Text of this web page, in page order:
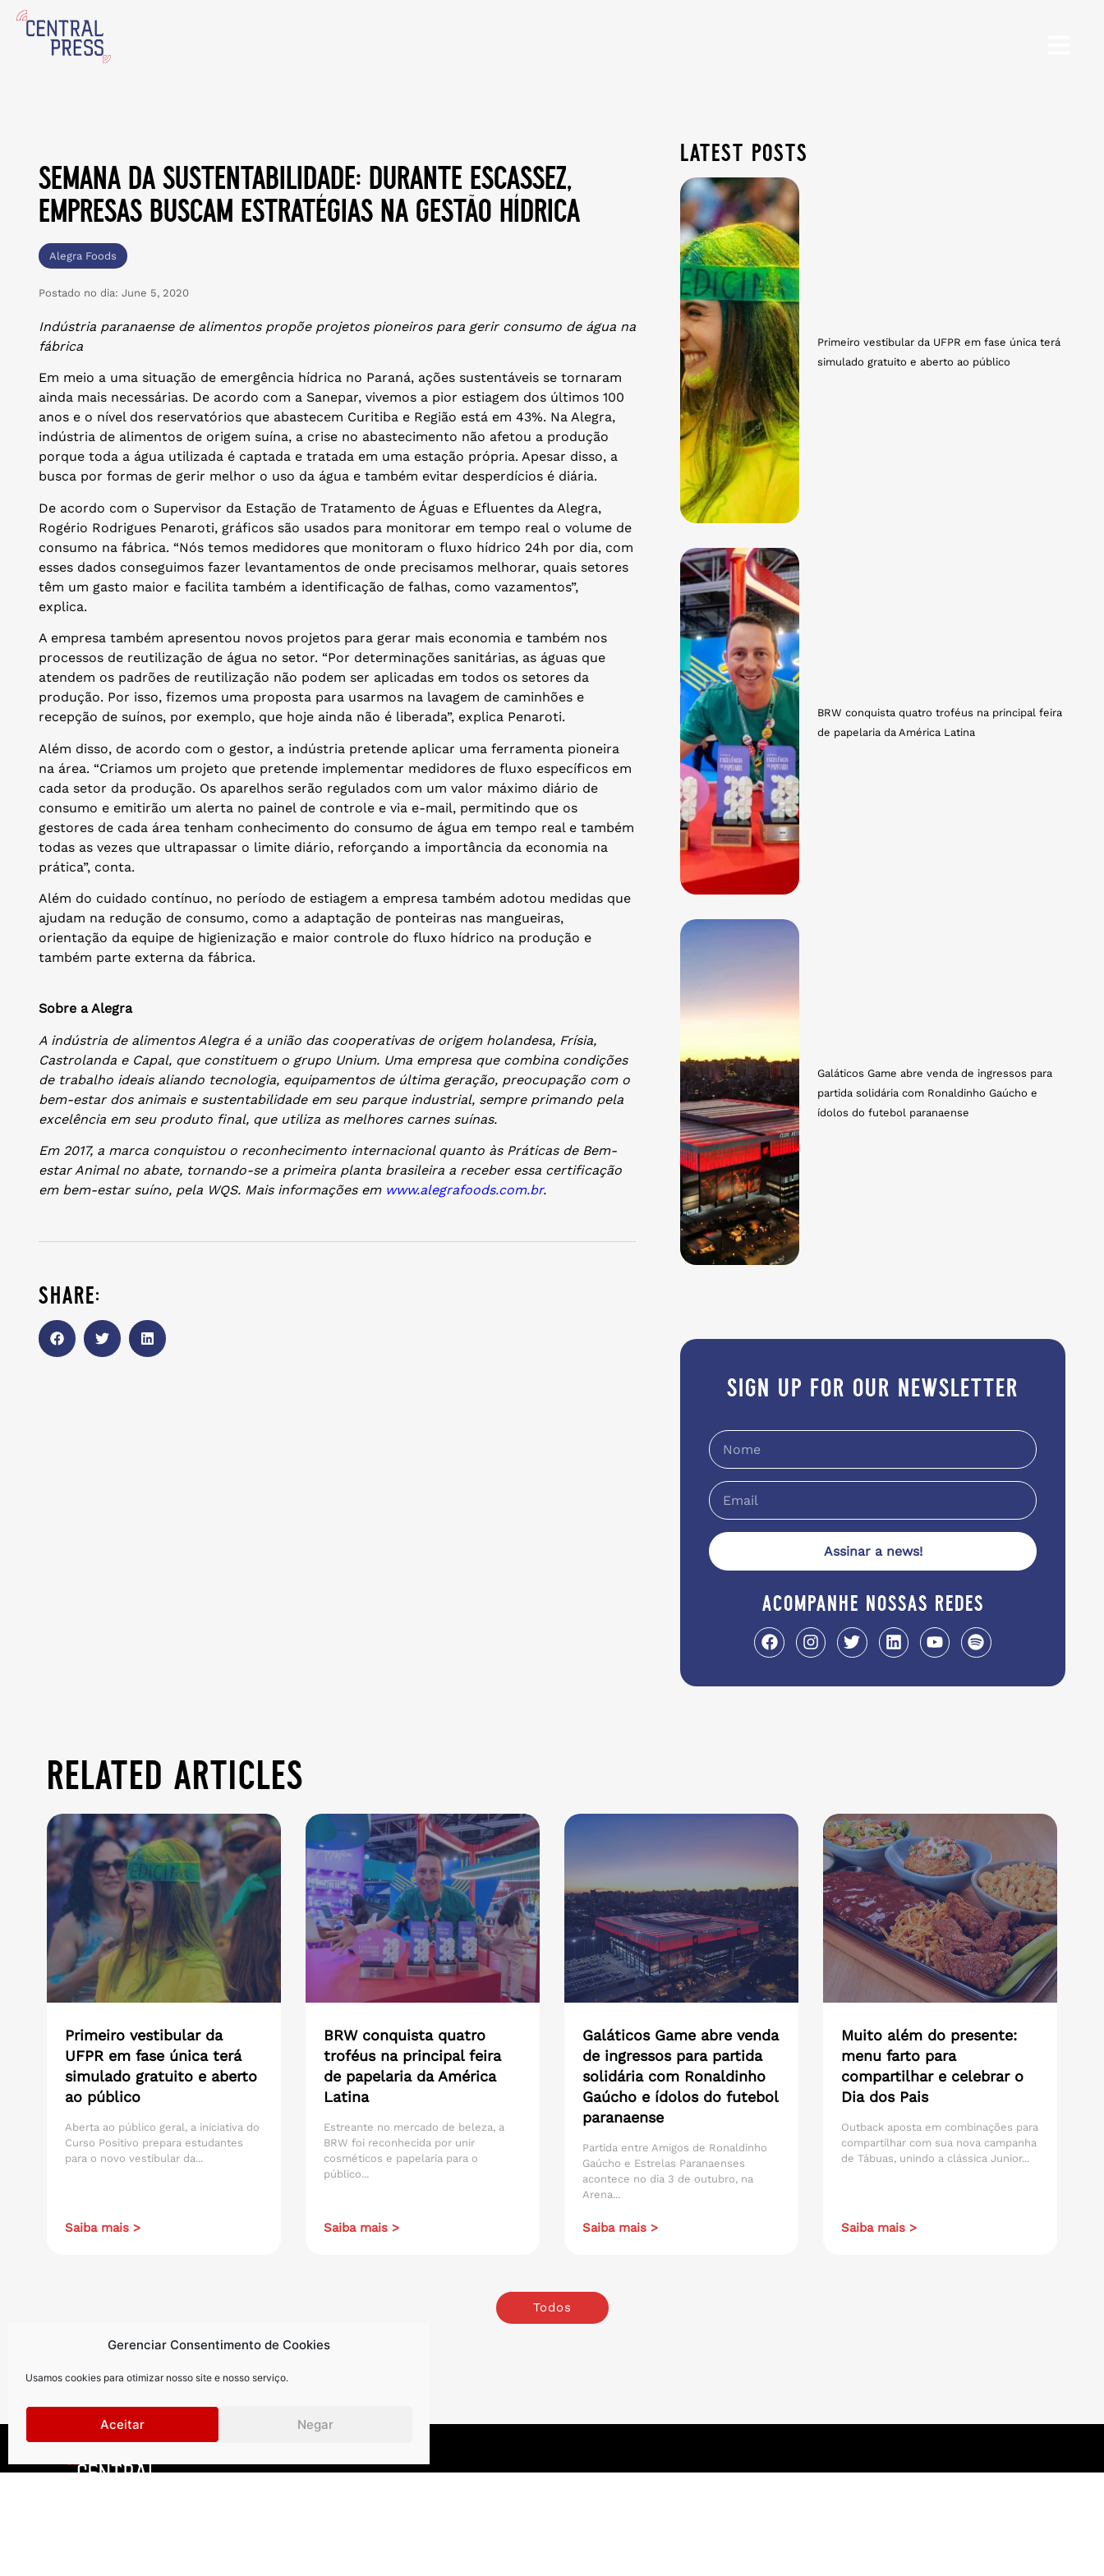
Gerenciar Consentimento de Cookies
Usamos cookies para otimizar nosso site e nosso serviço.
Aceitar Negar
semana da sustentabilidade: durante escassez,
empresas buscam estratégias na gestão hídrica
Alegra Foods
Postado no dia: June 5, 2020
Indústria paranaense de alimentos propõe projetos pioneiros para gerir consumo de água na
fábrica
Em meio a uma situação de emergência hídrica no Paraná, ações sustentáveis se tornaram
ainda mais necessárias. De acordo com a Sanepar, vivemos a pior estiagem dos últimos 100
anos e o nível dos reservatórios que abastecem Curitiba e Região está em 43%. Na Alegra,
indústria de alimentos de origem suína, a crise no abastecimento não afetou a produção
porque toda a água utilizada é captada e tratada em uma estação própria. Apesar disso, a
busca por formas de gerir melhor o uso da água e também evitar desperdícios é diária.
De acordo com o Supervisor da Estação de Tratamento de Águas e Efluentes da Alegra,
Rogério Rodrigues Penaroti, gráficos são usados para monitorar em tempo real o volume de
consumo na fábrica. “Nós temos medidores que monitoram o fluxo hídrico 24h por dia, com
esses dados conseguimos fazer levantamentos de onde precisamos melhorar, quais setores
têm um gasto maior e facilita também a identificação de falhas, como vazamentos”,
explica.
A empresa também apresentou novos projetos para gerar mais economia e também nos
processos de reutilização de água no setor. “Por determinações sanitárias, as águas que
atendem os padrões de reutilização não podem ser aplicadas em todos os setores da
produção. Por isso, fizemos uma proposta para usarmos na lavagem de caminhões e
recepção de suínos, por exemplo, que hoje ainda não é liberada”, explica Penaroti.
Além disso, de acordo com o gestor, a indústria pretende aplicar uma ferramenta pioneira
na área. “Criamos um projeto que pretende implementar medidores de fluxo específicos em
cada setor da produção. Os aparelhos serão regulados com um valor máximo diário de
consumo e emitirão um alerta no painel de controle e via e-mail, permitindo que os
gestores de cada área tenham conhecimento do consumo de água em tempo real e também
todas as vezes que ultrapassar o limite diário, reforçando a importância da economia na
prática”, conta.
Além do cuidado contínuo, no período de estiagem a empresa também adotou medidas que
ajudam na redução de consumo, como a adaptação de ponteiras nas mangueiras,
orientação da equipe de higienização e maior controle do fluxo hídrico na produção e
também parte externa da fábrica.
Sobre a Alegra
A indústria de alimentos Alegra é a união das cooperativas de origem holandesa, Frísia,
Castrolanda e Capal, que constituem o grupo Unium. Uma empresa que combina condições
de trabalho ideais aliando tecnologia, equipamentos de última geração, preocupação com o
bem-estar dos animais e sustentabilidade em seu parque industrial, sempre primando pela
excelência em seu produto final, que utiliza as melhores carnes suínas.
Em 2017, a marca conquistou o reconhecimento internacional quanto às Práticas de Bem-
estar Animal no abate, tornando-se a primeira planta brasileira a receber essa certificação
em bem-estar suíno, pela WQS. Mais informações em www.alegrafoods.com.br.
share:
latest posts
Primeiro vestibular da UFPR em fase única terá
simulado gratuito e aberto ao público
BRW conquista quatro troféus na principal feira
de papelaria da América Latina
Galáticos Game abre venda de ingressos para
partida solidária com Ronaldinho Gaúcho e
ídolos do futebol paranaense
sign up for our newsletter
Assinar a news!
acompanhe nossas redes
related articles
Primeiro vestibular da
UFPR em fase única terá
simulado gratuito e aberto
ao público
Aberta ao público geral, a iniciativa do
Curso Positivo prepara estudantes
para o novo vestibular da...
Saiba mais >
BRW conquista quatro
troféus na principal feira
de papelaria da América
Latina
Estreante no mercado de beleza, a
BRW foi reconhecida por unir
cosméticos e papelaria para o
público...
Saiba mais >
Galáticos Game abre venda
de ingressos para partida
solidária com Ronaldinho
Gaúcho e ídolos do futebol
paranaense
Partida entre Amigos de Ronaldinho
Gaúcho e Estrelas Paranaenses
acontece no dia 3 de outubro, na
Arena...
Saiba mais >
Muito além do presente:
menu farto para
compartilhar e celebrar o
Dia dos Pais
Outback aposta em combinações para
compartilhar com sua nova campanha
de Tábuas, unindo a clássica Junior...
Saiba mais >
Todos